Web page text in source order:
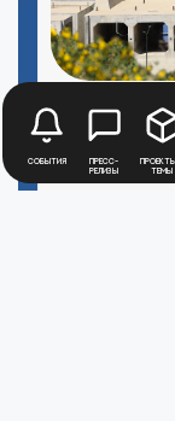
События
Пресс-
релизы
темы
Проект
будет